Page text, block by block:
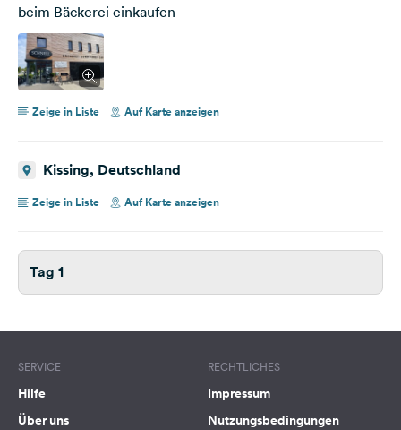
beim Bäckerei einkaufen
Zeige in Liste Auf Karte anzeigen
Kissing, Deutschland
Zeige in Liste Auf Karte anzeigen
Tag 1
SERVICE
Hilfe
Über uns
RECHTLICHES
Impressum
Nutzungsbedingungen